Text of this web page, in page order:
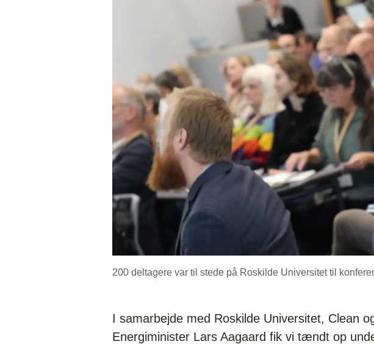
200 deltagere var til stede på Roskilde Universitet til
I samarbejde med Roskilde Universitet, Clean
Energiminister Lars Aagaard fik vi tændt op